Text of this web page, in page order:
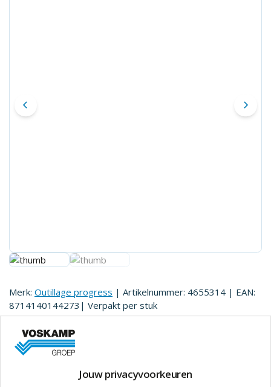
Merk: Outillage progress | Artikelnummer: 4655314 | EAN:
8714140144273 | Verpakt per stuk
uitvoering: Super Polairmateriaal: zamac materiaal
tegenplaat: staal bevestiging: opschroevend
Jouw privacyvoorkeuren